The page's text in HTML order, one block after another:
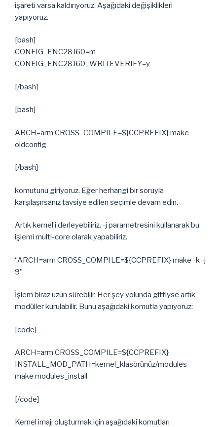
işareti varsa kaldırıyoruz. Aşağıdaki değişiklikleri
yapıyoruz.
[bash]
CONFIG_ENC28J60=m
CONFIG_ENC28J60_WRITEVERIFY=y
[/bash]
[bash]
ARCH=arm CROSS_COMPILE=${CCPREFIX} make
oldconfig
[/bash]
komutunu giriyoruz. Eğer herhangi bir soruyla
karşılaşırsanız tavsiye edilen seçimle devam edin.
Artık kernel’i derleyebiliriz. -j parametresini kullanarak bu
işlemi multi-core olarak yapabiliriz.
“ARCH=arm CROSS_COMPILE=${CCPREFIX} make -k -j
9”
İşlem biraz uzun sürebilir. Her şey yolunda gittiyse artık
modüller kurulabilir. Bunu aşağıdaki komutla yapıyoruz:
[code]
ARCH=arm CROSS_COMPILE=${CCPREFIX}
INSTALL_MOD_PATH=kernel_klasörünüz/modules
make modules_install
[/code]
Kernel imajı oluşturmak için aşağıdaki komutları